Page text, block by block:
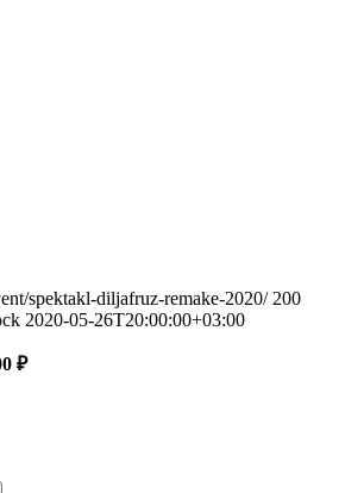
spektakl-diljafruz-remake-2020/ 200
2020-05-26T20:00:00+03:00
₽